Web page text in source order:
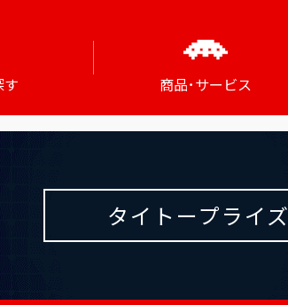
す 商品･サービス
タイトープライズ